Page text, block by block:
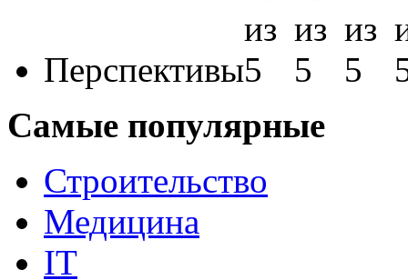
Перспективы
Самые популярные
Строительство
Медицина
IT